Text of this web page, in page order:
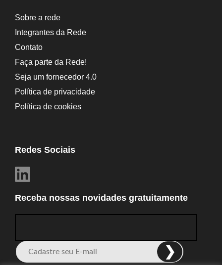
Sobre a rede
Integrantes da Rede
Contato
Faça parte da Rede!
Seja um fornecedor 4.0
Política de privacidade
Política de cookies
Redes Sociais
Receba nossas novidades gratuitamente